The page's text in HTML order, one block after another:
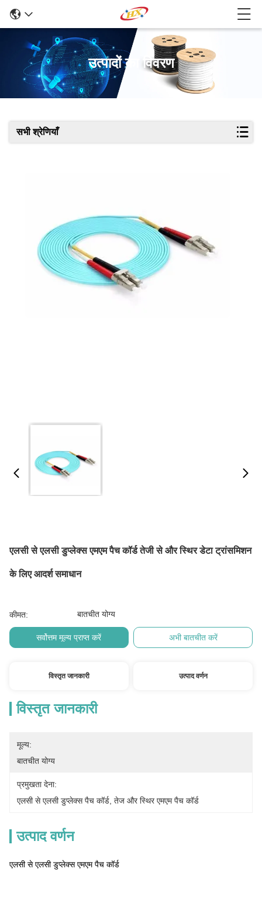
उत्पादों का विवरण
सभी श्रेणियाँ
एलसी से एलसी डुप्लेक्स एमएम पैच कॉर्ड तेजी से और स्थिर डेटा ट्रांसमिशन
के लिए आदर्श समाधान
कीमत: बातचीत योग्य
सर्वोत्तम मूल्य प्राप्त करें अभी बातचीत करें
विस्तृत जानकारी उत्पाद वर्णन
विस्तृत जानकारी
मूल्य:
बातचीत योग्य
प्रमुखता देना:
एलसी से एलसी डुप्लेक्स पैच कॉर्ड तेज और स्थिर एमएम पैच कॉर्ड
उत्पाद वर्णन
एलसी से एलसी डुप्लेक्स एमएम पैच कॉर्ड